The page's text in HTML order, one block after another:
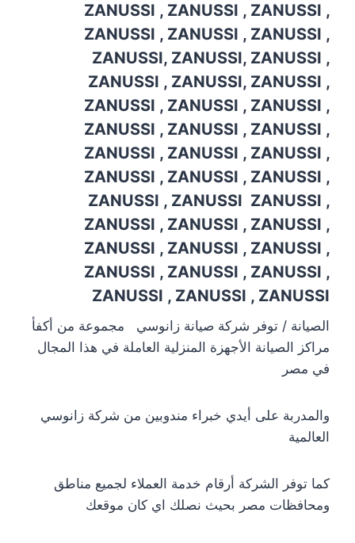
ZANUSSI , ZANUSSI , ZANUSSI ,
ZANUSSI , ZANUSSI , ZANUSSI ,
ZANUSSI, ZANUSSI, ZANUSSI ,
ZANUSSI , ZANUSSI, ZANUSSI ,
ZANUSSI , ZANUSSI , ZANUSSI ,
ZANUSSI , ZANUSSI , ZANUSSI ,
ZANUSSI , ZANUSSI , ZANUSSI ,
ZANUSSI , ZANUSSI , ZANUSSI ,
ZANUSSI , ZANUSSI ZANUSSI ,
ZANUSSI , ZANUSSI , ZANUSSI ,
ZANUSSI , ZANUSSI , ZANUSSI ,
ZANUSSI , ZANUSSI , ZANUSSI ,
ZANUSSI , ZANUSSI , ZANUSSI
الصيانة / توفر شركة صيانة زانوسي مجموعة من أكفأ
مراكز الصيانة الأجهزة المنزلية العاملة في هذا المجال
في مصر
والمدربة على أيدي خبراء مندوبين من شركة زانوسي
العالمية
كما توفر الشركة أرقام خدمة العملاء لجميع مناطق
ومحافظات مصر بحيث نصلك اي كان موقعك